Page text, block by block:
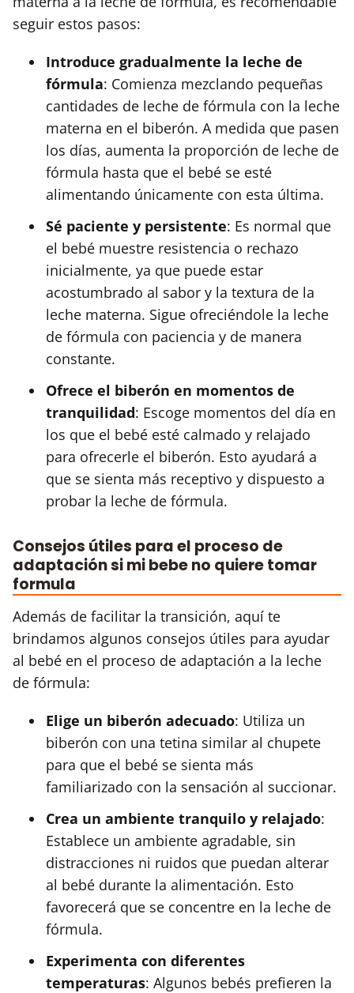
seguir estos pasos:
Introduce gradualmente la leche de
fórmula: Comienza mezclando pequeñas
cantidades de leche de fórmula con la leche
materna en el biberón. A medida que pasen
los días, aumenta la proporción de leche de
fórmula hasta que el bebé se esté
alimentando únicamente con esta última.
Sé paciente y persistente: Es normal que
el bebé muestre resistencia o rechazo
inicialmente, ya que puede estar
acostumbrado al sabor y la textura de la
leche materna. Sigue ofreciéndole la leche
de fórmula con paciencia y de manera
constante.
Ofrece el biberón en momentos de
tranquilidad: Escoge momentos del día en
los que el bebé esté calmado y relajado
para ofrecerle el biberón. Esto ayudará a
que se sienta más receptivo y dispuesto a
probar la leche de fórmula.
Consejos útiles para el proceso de
adaptación si mi bebe no quiere tomar
formula
Además de facilitar la transición, aquí te
brindamos algunos consejos útiles para ayudar
al bebé en el proceso de adaptación a la leche
de fórmula:
Elige un biberón adecuado: Utiliza un
biberón con una tetina similar al chupete
para que el bebé se sienta más
familiarizado con la sensación al succionar.
Crea un ambiente tranquilo y relajado:
Establece un ambiente agradable, sin
distracciones ni ruidos que puedan alterar
al bebé durante la alimentación. Esto
favorecerá que se concentre en la leche de
fórmula.
Experimenta con diferentes
temperaturas: Algunos bebés prefieren la